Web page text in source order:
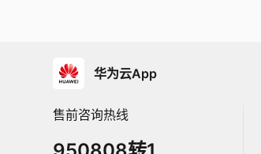
华为云App
售前咨询热线